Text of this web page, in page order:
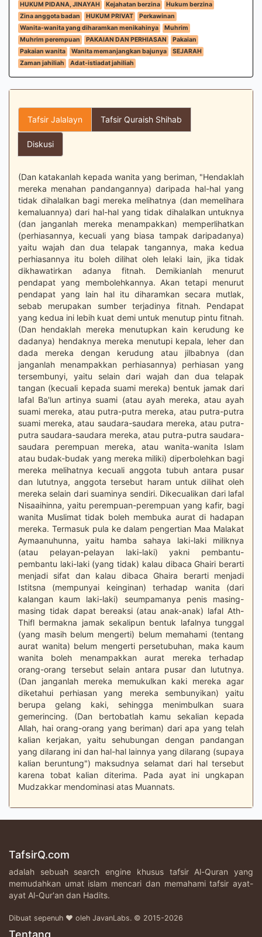
HUKUM PIDANA, JINAYAH
Kejahatan berzina
Hukum berzina
Zina anggota badan
HUKUM PRIVAT
Perkawinan
Wanita-wanita yang diharamkan menikahinya
Muhrim
Muhrim perempuan
PAKAIAN DAN PERHIASAN
Pakaian
Pakaian wanita
Wanita memanjangkan bajunya
SEJARAH
Zaman jahiliah
Adat-istiadat jahiliah
Tafsir Jalalayn Tafsir Quraish Shihab
Diskusi
(Dan katakanlah kepada wanita yang beriman, "Hendaklah
mereka menahan pandangannya) daripada hal-hal yang
tidak dihalalkan bagi mereka melihatnya (dan memelihara
kemaluannya) dari hal-hal yang tidak dihalalkan untuknya
(dan janganlah mereka menampakkan) memperlihatkan
(perhiasannya, kecuali yang biasa tampak daripadanya)
yaitu wajah dan dua telapak tangannya, maka kedua
perhiasannya itu boleh dilihat oleh lelaki lain, jika tidak
dikhawatirkan adanya fitnah. Demikianlah menurut
pendapat yang membolehkannya. Akan tetapi menurut
pendapat yang lain hal itu diharamkan secara mutlak,
sebab merupakan sumber terjadinya fitnah. Pendapat
yang kedua ini lebih kuat demi untuk menutup pintu fitnah.
(Dan hendaklah mereka menutupkan kain kerudung ke
dadanya) hendaknya mereka menutupi kepala, leher dan
dada mereka dengan kerudung atau jilbabnya (dan
janganlah menampakkan perhiasannya) perhiasan yang
tersembunyi, yaitu selain dari wajah dan dua telapak
tangan (kecuali kepada suami mereka) bentuk jamak dari
lafal Ba'lun artinya suami (atau ayah mereka, atau ayah
suami mereka, atau putra-putra mereka, atau putra-putra
suami mereka, atau saudara-saudara mereka, atau putra-
putra saudara-saudara mereka, atau putra-putra saudara-
saudara perempuan mereka, atau wanita-wanita Islam
atau budak-budak yang mereka miliki) diperbolehkan bagi
mereka melihatnya kecuali anggota tubuh antara pusar
dan lututnya, anggota tersebut haram untuk dilihat oleh
mereka selain dari suaminya sendiri. Dikecualikan dari lafal
Nisaaihinna, yaitu perempuan-perempuan yang kafir, bagi
wanita Muslimat tidak boleh membuka aurat di hadapan
mereka. Termasuk pula ke dalam pengertian Maa Malakat
Aymaanuhunna, yaitu hamba sahaya laki-laki miliknya
(atau pelayan-pelayan laki-laki) yakni pembantu-
pembantu laki-laki (yang tidak) kalau dibaca Ghairi berarti
menjadi sifat dan kalau dibaca Ghaira berarti menjadi
Istitsna (mempunyai keinginan) terhadap wanita (dari
kalangan kaum laki-laki) seumpamanya penis masing-
masing tidak dapat bereaksi (atau anak-anak) lafal Ath-
Thifl bermakna jamak sekalipun bentuk lafalnya tunggal
(yang masih belum mengerti) belum memahami (tentang
aurat wanita) belum mengerti persetubuhan, maka kaum
wanita boleh menampakkan aurat mereka terhadap
orang-orang tersebut selain antara pusar dan lututnya.
(Dan janganlah mereka memukulkan kaki mereka agar
diketahui perhiasan yang mereka sembunyikan) yaitu
berupa gelang kaki, sehingga menimbulkan suara
gemerincing. (Dan bertobatlah kamu sekalian kepada
Allah, hai orang-orang yang beriman) dari apa yang telah
kalian kerjakan, yaitu sehubungan dengan pandangan
yang dilarang ini dan hal-hal lainnya yang dilarang (supaya
kalian beruntung") maksudnya selamat dari hal tersebut
karena tobat kalian diterima. Pada ayat ini ungkapan
Mudzakkar mendominasi atas Muannats.
TafsirQ.com
adalah sebuah search engine khusus tafsir Al-Quran yang
memudahkan umat islam mencari dan memahami tafsir ayat-
ayat Al-Qur'an dan Hadits.
Dibuat sepenuh ♥ oleh JavanLabs. © 2015-2026
Tentang